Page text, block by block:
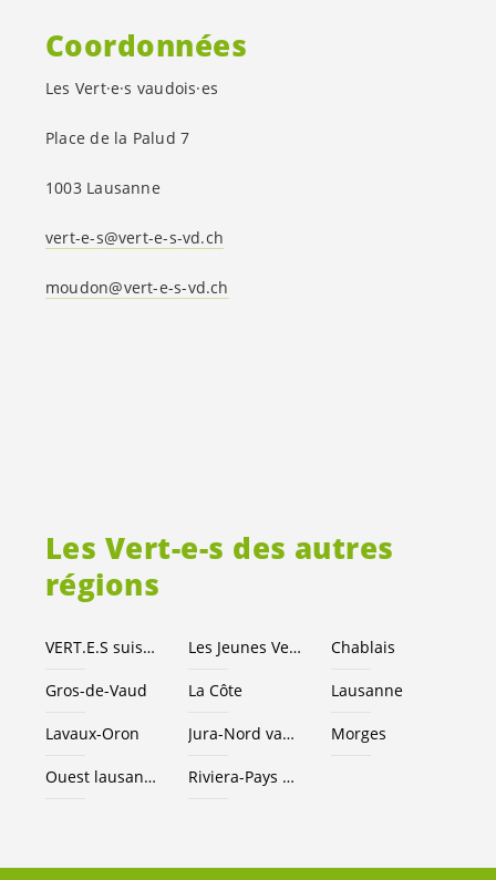
Les Vert-e-s des autres
régions
VERT.E.S suisses Les Jeunes Vert-e-s Chablais
Gros-de-Vaud La Côte Lausanne
Lavaux-Oron Jura-Nord vaudois Morges
Ouest lausannois Riviera-Pays d’Enhaut
Coordonnées
Les Vert·e·s vaudois·es
Place de la Palud 7
1003 Lausanne
vert-e-s@vert-e-s-vd.ch
moudon@vert-e-s-vd.ch